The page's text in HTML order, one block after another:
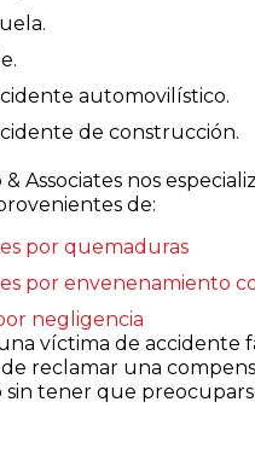
automovilístico.
de construcción.
Associates nos
de:
por quemaduras
por envenenamiento
negligencia
víctima de accidente
reclamar una
tener que